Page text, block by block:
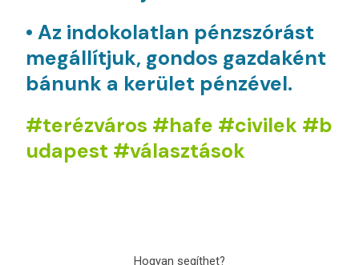
• Az indokolatlan pénzszórást
megállítjuk, gondos gazdaként
bánunk a kerület pénzével.
#terézváros #hafe #civilek #b
udapest #választások
Hogyan segíthet?